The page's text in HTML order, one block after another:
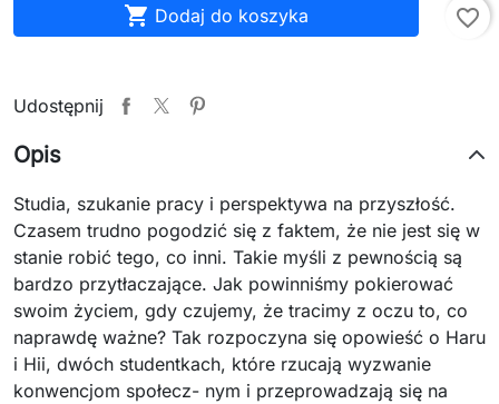
 Dodaj do koszyka favorite_border
Udostępnij
Opis
Studia, szukanie pracy i perspektywa na przyszłość.
Czasem trudno pogodzić się z faktem, że nie jest się w
stanie robić tego, co inni. Takie myśli z pewnością są
bardzo przytłaczające. Jak powinniśmy pokierować
swoim życiem, gdy czujemy, że tracimy z oczu to, co
naprawdę ważne? Tak rozpoczyna się opowieść o Haru
i Hii, dwóch studentkach, które rzucają wyzwanie
konwencjom społecz- nym i przeprowadzają się na